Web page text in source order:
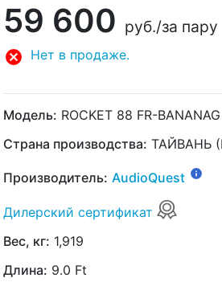
59 600 руб./за пару
Нет в продаже.
Модель: ROCKET 88 FR-BANANAG
Страна производства: ТАЙВАНЬ
Производитель: AudioQuest
Дилерский сертификат
Вес, кг: 1,919
Длина: 9.0 Ft